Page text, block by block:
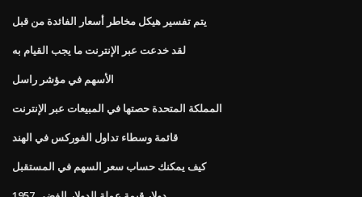
يتم تفسير هيكل مخاطر أسعار الفائدة من قبل
لقد خدعت عبر الإنترنت ما يجب القيام به
الأسهم في مؤشر راسل
المملكة المتحدة حصتها في المبيعات عبر الإنترنت
قائمة وسطاء تداول الفوركس في الهند
كيف يمكنك حساب سعر السهم في المستقبل